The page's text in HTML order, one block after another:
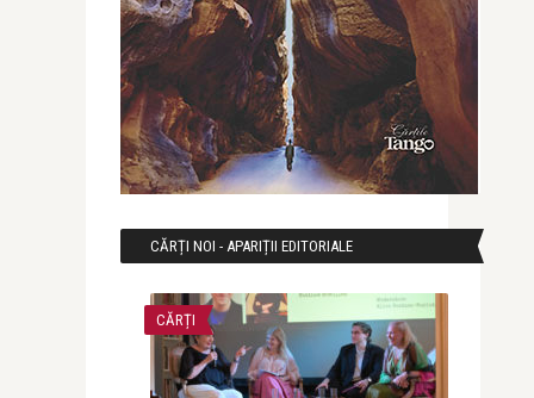
CĂRȚI NOI - APARIȚII EDITORIALE
CĂRȚI